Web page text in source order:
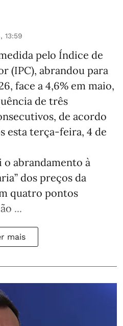
13:59
pelo Índice de
(IPC), abrandou para
face a 4,6% em maio,
de três
de acordo
esta terça-feira, 4 de
abrandamento à
dos preços da
quatro pontos
...
mais